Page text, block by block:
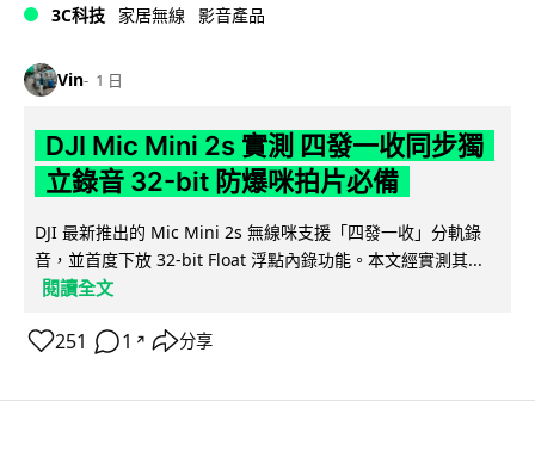
3C科技 家居無線 影音產品
Vin 1 日
DJI Mic Mini 2s 實測 四發一收同步獨
立錄音 32-bit 防爆咪拍片必備
DJI 最新推出的 Mic Mini 2s 無線咪支援「四發一收」分軌錄
音，並首度下放 32-bit Float 浮點內錄功能。本文經實測其...
閱讀全文
251 1 ↗ 分享